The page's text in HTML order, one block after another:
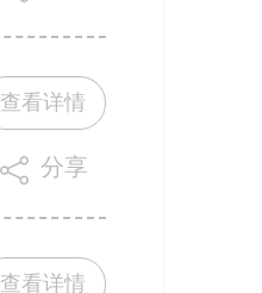
查看详情
分享
查看详情